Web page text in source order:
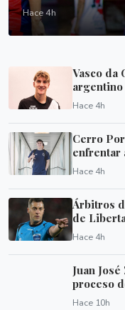
Hace 4h
Vasco da
argentino
Hace 4h
Cerro
enfrentar
Hace 4h
Árbitros
de
Hace 4h
Juan
proceso
Hace 10h